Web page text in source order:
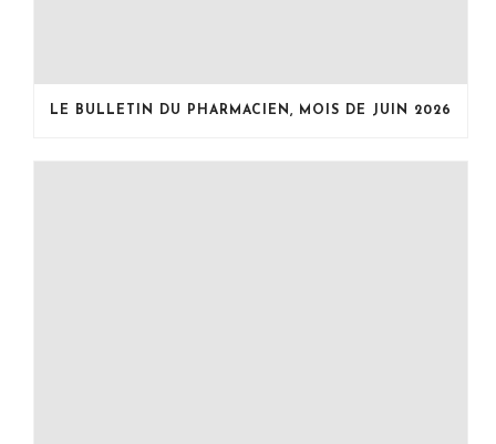
LE BULLETIN DU PHARMACIEN, MOIS DE JUIN 2026